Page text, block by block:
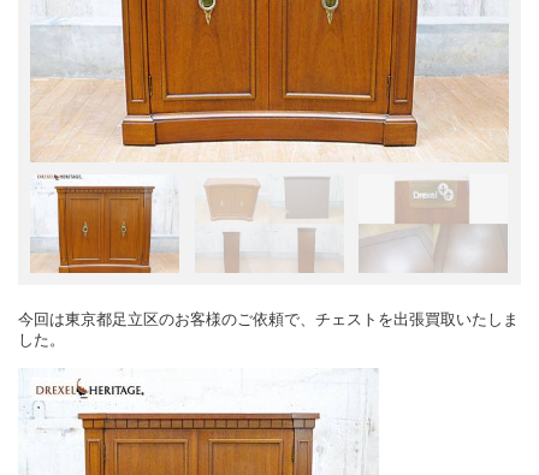
今回は東京都足立区のお客様のご依頼で、チェストを出張買取いたしま
した。